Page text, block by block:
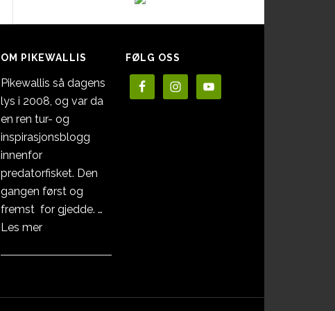
OM PIKEWALLIS
Pikewallis så dagens
lys i 2008, og var da
en ren tur- og
inspirasjonsblogg
innenfor
predatorfisket. Den
gangen først og
fremst for gjedde. …
Les meromOm
FØLG OSS